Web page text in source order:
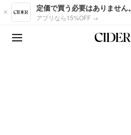
Skip to main content
定価で買う必要はありません。
アプリなら15%OFF →